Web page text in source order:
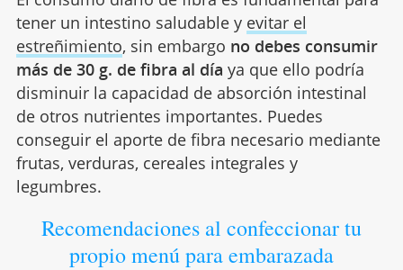
tener un intestino saludable y evitar el
estreñimiento, sin embargo no debes consumir
más de 30 g. de fibra al día ya que ello podría
disminuir la capacidad de absorción intestinal
de otros nutrientes importantes. Puedes
conseguir el aporte de fibra necesario mediante
frutas, verduras, cereales integrales y
legumbres.
Recomendaciones al confeccionar tu
propio menú para embarazada